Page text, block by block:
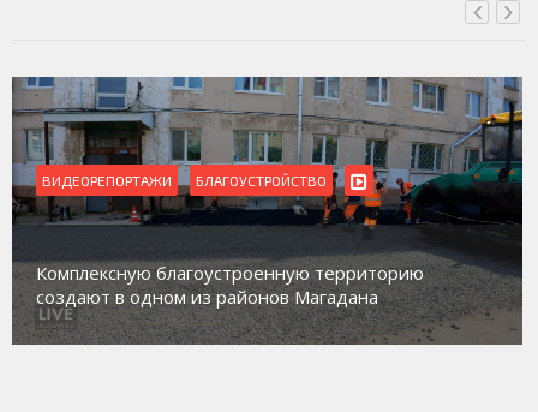
ВИДЕОРЕПОРТАЖИ
Магадан присоединился к пилотному проекту по
работе с несовершеннолетними из групп
социального риска «Переправа»